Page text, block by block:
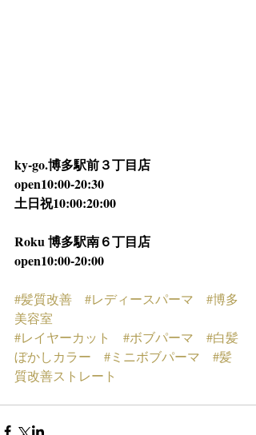
ky-go.博多駅前３丁目店
open10:00-20:30
土日祝10:00:20:00
Roku 博多駅南６丁目店
open10:00-20:00
#髪質改善 #レディースパーマ
#博多
美容室
#レイヤーカット
#ボブパーマ
#白髪
ぼかしカラー
#ミニボブパーマ
#髪
質改善ストレート